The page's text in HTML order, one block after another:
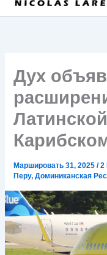
Дух
Маршировать 31, 2025/2
Перу,Доминиканская